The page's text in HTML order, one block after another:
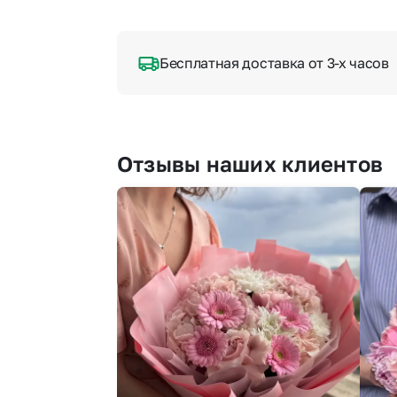
Бесплатная доставка от 3-х часов
Отзывы наших клиентов